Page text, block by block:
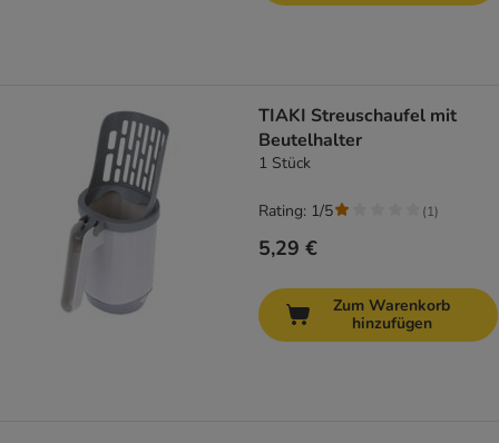
TIAKI Streuschaufel mit
Beutelhalter
1 Stück
5,29 €
Rating: 1/5 (1)
Zum Warenkorb
hinzufügen